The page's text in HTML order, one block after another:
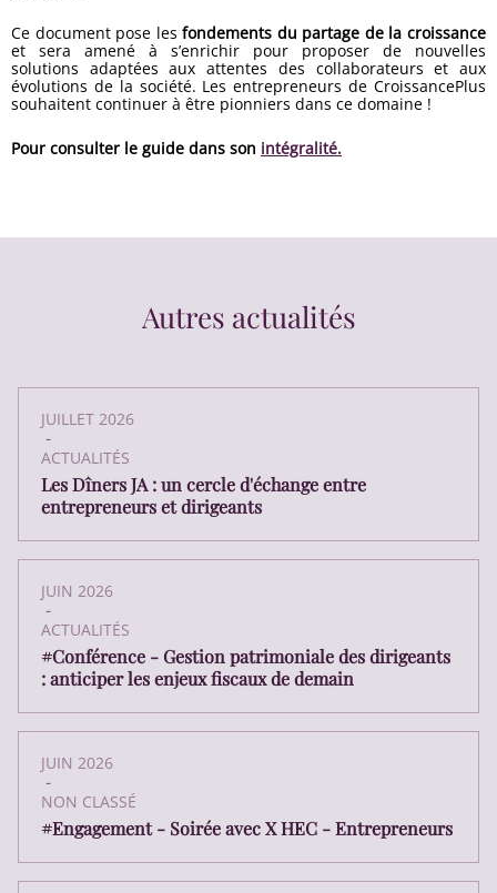
Ce document pose lesfondements du partage de la croissance
et sera amené à s’enrichir pour proposer de nouvelles
solutions adaptées aux attentes des collaborateurs et aux
évolutions de la société. Les entrepreneurs de CroissancePlus
souhaitent continuer à être pionniers dans ce domaine !
Pour consulter le guide dans son intégralité.
Autres actualités
JUILLET 2026
-
ACTUALITÉS
Les Dîners JA : un cercle d'échange entre
entrepreneurs et dirigeants
JUIN 2026
-
ACTUALITÉS
#Conférence - Gestion patrimoniale des dirigeants
: anticiper les enjeux fiscaux de demain
JUIN 2026
-
NON CLASSÉ
#Engagement - Soirée avec X HEC - Entrepreneurs